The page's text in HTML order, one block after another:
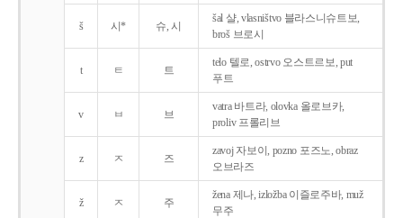
š 시* 슈, 시
šal 샬, vlasništvo 블라스니슈트보,
broš 브로시
t ㅌ 트
telo 텔로, ostrvo 오스트르보, put
푸트
v ㅂ 브
vatra 바트라, olovka 올로브카,
proliv 프롤리브
z ㅈ 즈
zavoj 자보이, pozno 포즈노, obraz
오브라즈
ž ㅈ 주
žena 제나, izložba 이즐로주바, muž
무주